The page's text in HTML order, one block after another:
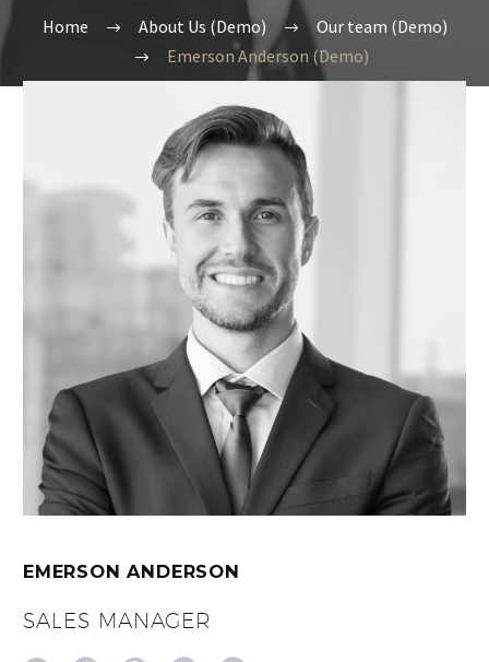
Home About Us (Demo)
Our team (Demo)
Emerson Anderson (Demo)
EMERSON ANDERSON
SALES MANAGER